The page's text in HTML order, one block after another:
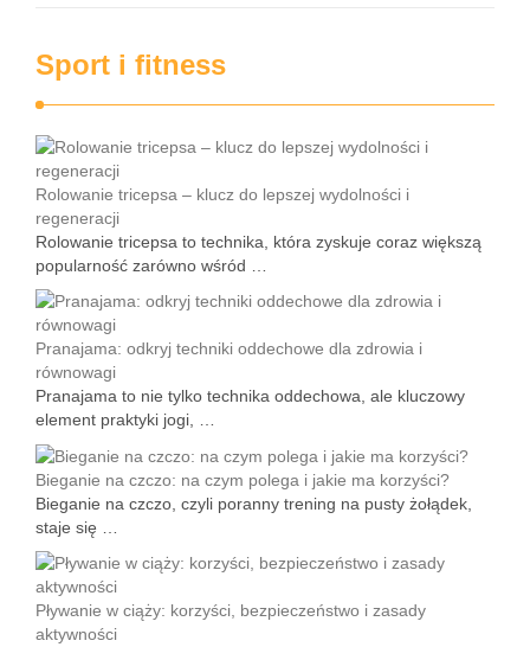
Sport i fitness
Rolowanie tricepsa – klucz do lepszej wydolności i
regeneracji
Rolowanie tricepsa to technika, która zyskuje coraz większą
popularność zarówno wśród …
Pranajama: odkryj techniki oddechowe dla zdrowia i
równowagi
Pranajama to nie tylko technika oddechowa, ale kluczowy
element praktyki jogi, …
Bieganie na czczo: na czym polega i jakie ma korzyści?
Bieganie na czczo, czyli poranny trening na pusty żołądek,
staje się …
Pływanie w ciąży: korzyści, bezpieczeństwo i zasady
aktywności